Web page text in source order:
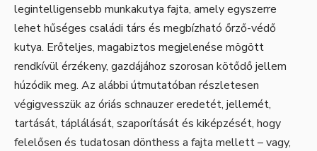
legintelligensebb munkakutya fajta, amely egyszerre
lehet hűséges családi társ és megbízható őrző-védő
kutya. Erőteljes, magabiztos megjelenése mögött
rendkívül érzékeny, gazdájához szorosan kötődő jellem
húzódik meg. Az alábbi útmutatóban részletesen
végigvesszük az óriás schnauzer eredetét, jellemét,
tartását, táplálását, szaporítását és kiképzését, hogy
felelősen és tudatosan dönthess a fajta mellett – vagy,